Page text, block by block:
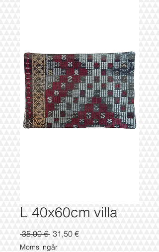
L 40x60cm villa
35,00 € Ordinarie
pris
31,50 €Reapris
Moms ingår